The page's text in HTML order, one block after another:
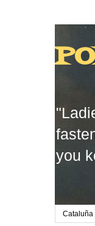
you
Cataluña